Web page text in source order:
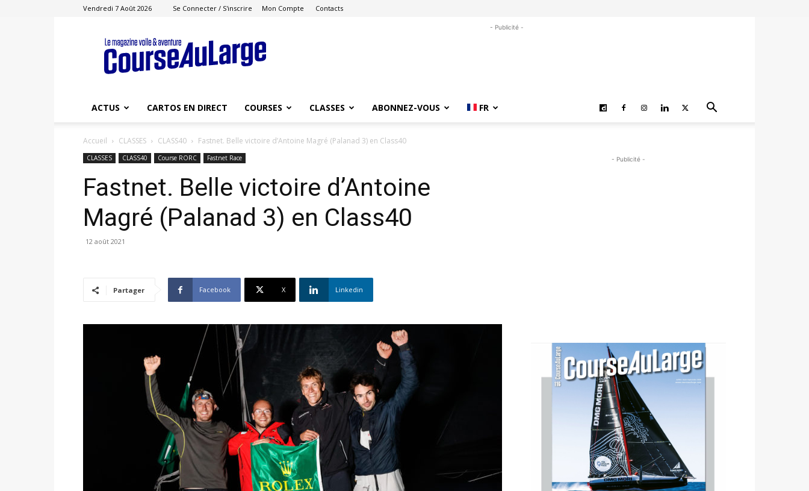
Vendredi 7 Août 2026 Se Connecter / S'inscrire Mon Compte Contacts
Course
au
Large
- Publicité -
ACTUS CARTOS EN DIRECT COURSES CLASSES ABONNEZ-VOUS FR
Accueil CLASSES CLASS40 Fastnet. Belle victoire d’Antoine Magré (Palanad 3) en Class40
CLASSES CLASS40 Course RORC Fastnet Race
Fastnet. Belle victoire d’Antoine
Magré (Palanad 3) en Class40
12 août 2021
Partager Facebook X Linkedin
- Publicité -